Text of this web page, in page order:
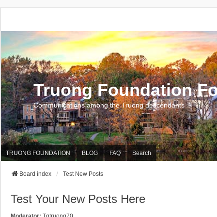
Truong Foundation
Communications among the Truong descendants
TRUONG FOUNDATION BLOG FAQ Search
Board index Test New Posts
Test Your New Posts Here